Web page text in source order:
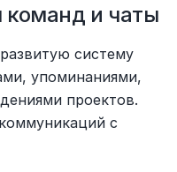
команд и чаты
систему
упоминаниями,
проектов.
с